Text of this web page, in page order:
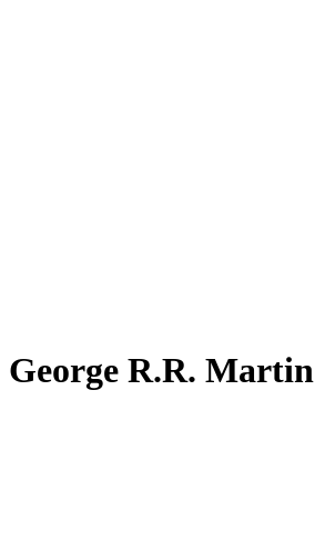
George R.R. Martin